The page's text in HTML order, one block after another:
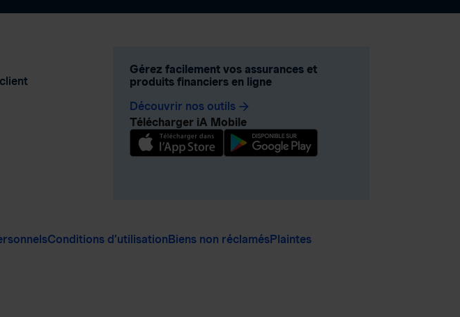
Gérez facilement vos assurances et
produits financiers en ligne
Découvrir nos outils arrow_forward
Télécharger iA Mobile
Conditions d’utilisationBiens non réclamésPlaintes